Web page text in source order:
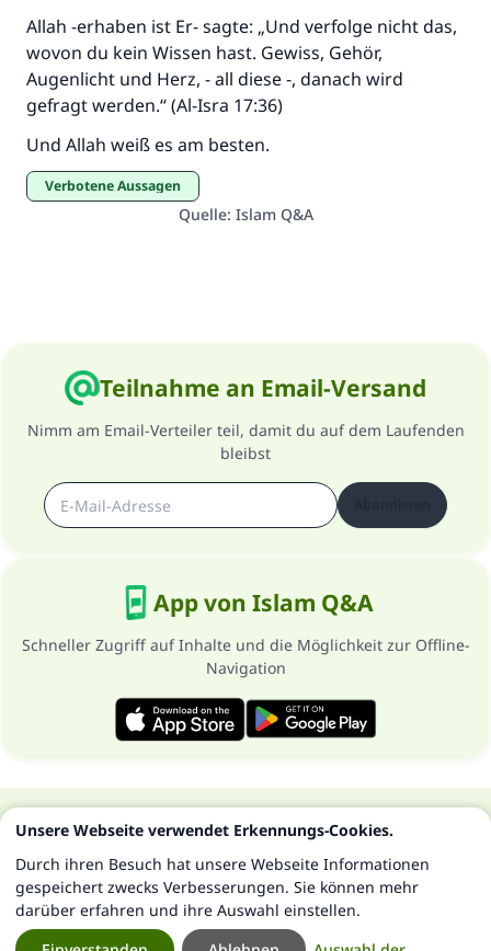
Allah -erhaben ist Er- sagte: „Und verfolge nicht das,
wovon du kein Wissen hast. Gewiss, Gehör,
Augenlicht und Herz, - all diese -, danach wird
gefragt werden.“ (Al-Isra 17:36)
Und Allah weiß es am besten.
Verbotene Aussagen
Quelle: Islam Q&A
Teilnahme an Email-Versand
Nimm am Email-Verteiler teil, damit du auf dem Laufenden
bleibst
App von Islam Q&A
Schneller Zugriff auf Inhalte und die Möglichkeit zur Offline-
Navigation
Über die SeiteDatenschutzrichtlinien
Alle Rechte vorbehalten - Islam Q&A 1997-2025 ©
Unsere Webseite verwendet Erkennungs-Cookies.
Durch ihren Besuch hat unsere Webseite Informationen
gespeichert zwecks Verbesserungen. Sie können mehr
darüber erfahren und ihre Auswahl einstellen.